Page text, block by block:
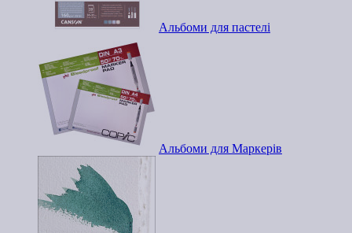
Альбоми для пастелі
Альбоми для Маркерів